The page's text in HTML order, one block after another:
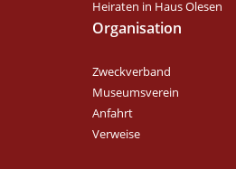
Heiraten in Haus Olesen
Organisation
Zweckverband
Museumsverein
Anfahrt
Verweise